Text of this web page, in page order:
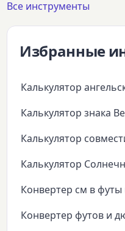
Все инструменты
Избранные
Калькулятор
Калькулятор знака
Калькулятор
Калькулятор
Конвертер см в
Конвертер футов и